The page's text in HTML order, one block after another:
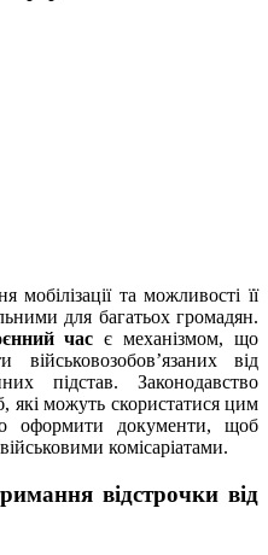
та можливості її
для багатьох громадян.
час є механізмом, що
військовозобов’язаних від
підстав. Законодавство
які можуть скористатися цим
оформити документи, щоб
комісаріатами.
відстрочки від